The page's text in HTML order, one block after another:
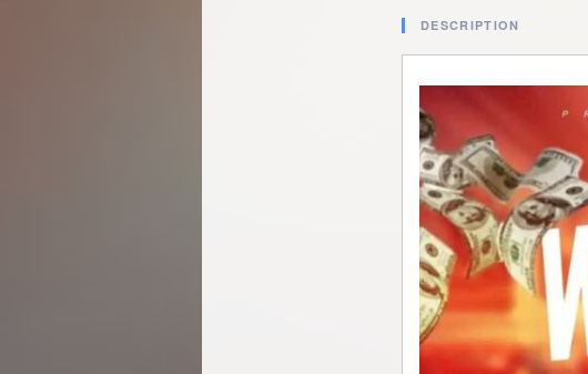
DESCRIPTION